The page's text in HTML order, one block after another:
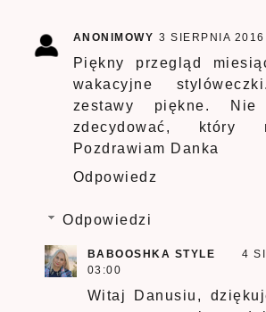
ANONIMOWY 3 SIERPNIA
Piękny przegląd
wakacyjne
zestawy piękne.
zdecydować, który
Pozdrawiam Danka
Odpowiedz
Odpowiedzi
BABOOSHKA STYLE
4
03:00
Witaj Danusiu,